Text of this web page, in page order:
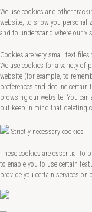
We use cookies and other
website, to show you
and to understand where our
Cookies are very small text
We use cookies for a variety of
website (for example, to
preferences and decline
browsing our website. You can
but keep in mind that deleting
Strictly necessary cookies
These cookies are essential to
to enable you to use certain
provide you certain services on